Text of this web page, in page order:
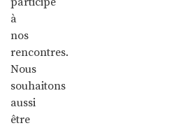
à
nos
rencontres.
Nous
souhaitons
aussi
être